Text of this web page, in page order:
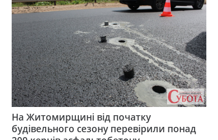
На Житомирщині від початку
будівельного сезону перевірили понад